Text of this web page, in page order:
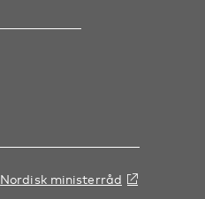
Nordisk ministerråd